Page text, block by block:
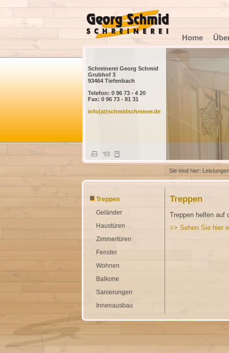
Home
Schreinerei Georg Schmid
Grubhof 3
93464 Tiefenbach
Telefon: 0 96 73 - 4 20
Fax: 0 96 73 - 81 31
info(at)schmidschreiner.de
Sie sind hier: Leistungen
Treppen
Geländer
Haustüren
Zimmertüren
Fenster
Wohnen
Balkone
Sanierungen
Innenausbau
Treppen
Treppen helfen auf
>> Sehen Sie hier